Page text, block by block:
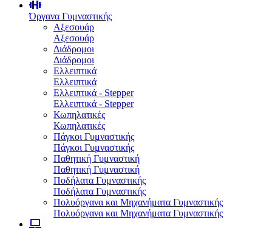
Όργανα Γυμναστικής
Αξεσουάρ
Αξεσουάρ
Διάδρομοι
Διάδρομοι
Ελλειπτικά
Ελλειπτικά
Ελλειπτικά - Stepper
Ελλειπτικά - Stepper
Κωπηλατικές
Κωπηλατικές
Πάγκοι Γυμναστικής
Πάγκοι Γυμναστικής
Παθητική Γυμναστική
Παθητική Γυμναστική
Ποδήλατα Γυμναστικής
Ποδήλατα Γυμναστικής
Πολυόργανα και Μηχανήματα Γυμναστικής
Πολυόργανα και Μηχανήματα Γυμναστικής